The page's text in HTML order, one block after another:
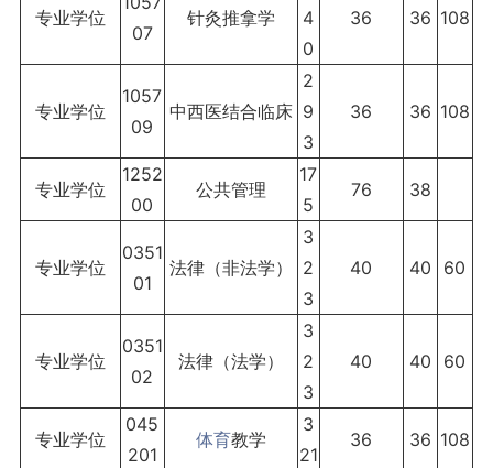
专业学位
07
针灸推拿学
4
0
36 36 108
专业学位
1057
09
中西医结合临床
2
9
3
36 36 108
专业学位
1252
00
公共管理
17
5
76 38
专业学位
0351
01
法律（非法学）
3
2
3
40 40 60
专业学位
0351
02
法律（法学）
3
2
3
40 40 60
专业学位
045
201
体育教学
3
21
36 36 108